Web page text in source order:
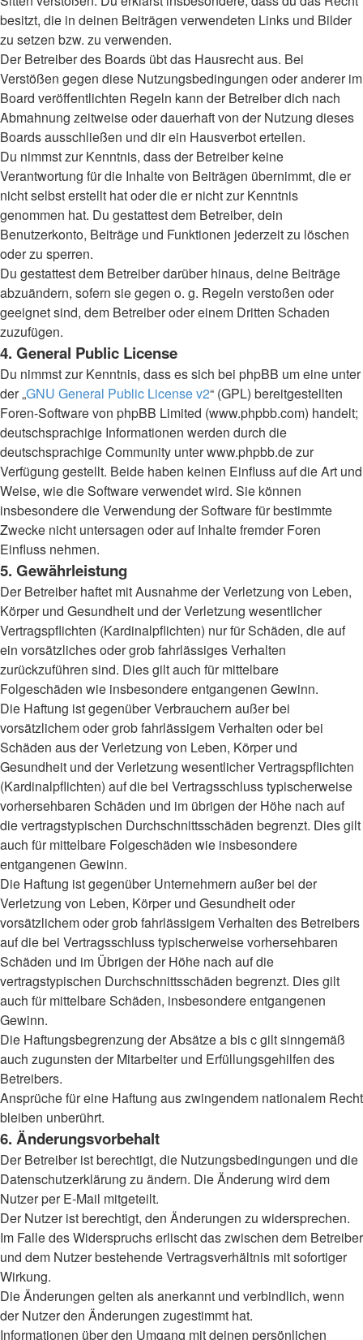
besitzt, die in deinen Beiträgen verwendeten Links und Bilder
zu setzen bzw. zu verwenden.
Der Betreiber des Boards übt das Hausrecht aus. Bei
Verstößen gegen diese Nutzungsbedingungen oder anderer im
Board veröffentlichten Regeln kann der Betreiber dich nach
Abmahnung zeitweise oder dauerhaft von der Nutzung dieses
Boards ausschließen und dir ein Hausverbot erteilen.
Du nimmst zur Kenntnis, dass der Betreiber keine
Verantwortung für die Inhalte von Beiträgen übernimmt, die er
nicht selbst erstellt hat oder die er nicht zur Kenntnis
genommen hat. Du gestattest dem Betreiber, dein
Benutzerkonto, Beiträge und Funktionen jederzeit zu löschen
oder zu sperren.
Du gestattest dem Betreiber darüber hinaus, deine Beiträge
abzuändern, sofern sie gegen o. g. Regeln verstoßen oder
geeignet sind, dem Betreiber oder einem Dritten Schaden
zuzufügen.
4. General Public License
Du nimmst zur Kenntnis, dass es sich bei phpBB um eine unter
der „GNU General Public License v2“ (GPL) bereitgestellten
Foren-Software von phpBB Limited (www.phpbb.com) handelt;
deutschsprachige Informationen werden durch die
deutschsprachige Community unter www.phpbb.de zur
Verfügung gestellt. Beide haben keinen Einfluss auf die Art und
Weise, wie die Software verwendet wird. Sie können
insbesondere die Verwendung der Software für bestimmte
Zwecke nicht untersagen oder auf Inhalte fremder Foren
Einfluss nehmen.
5. Gewährleistung
Der Betreiber haftet mit Ausnahme der Verletzung von Leben,
Körper und Gesundheit und der Verletzung wesentlicher
Vertragspflichten (Kardinalpflichten) nur für Schäden, die auf
ein vorsätzliches oder grob fahrlässiges Verhalten
zurückzuführen sind. Dies gilt auch für mittelbare
Folgeschäden wie insbesondere entgangenen Gewinn.
Die Haftung ist gegenüber Verbrauchern außer bei
vorsätzlichem oder grob fahrlässigem Verhalten oder bei
Schäden aus der Verletzung von Leben, Körper und
Gesundheit und der Verletzung wesentlicher Vertragspflichten
(Kardinalpflichten) auf die bei Vertragsschluss typischerweise
vorhersehbaren Schäden und im übrigen der Höhe nach auf
die vertragstypischen Durchschnittsschäden begrenzt. Dies gilt
auch für mittelbare Folgeschäden wie insbesondere
entgangenen Gewinn.
Die Haftung ist gegenüber Unternehmern außer bei der
Verletzung von Leben, Körper und Gesundheit oder
vorsätzlichem oder grob fahrlässigem Verhalten des Betreibers
auf die bei Vertragsschluss typischerweise vorhersehbaren
Schäden und im Übrigen der Höhe nach auf die
vertragstypischen Durchschnittsschäden begrenzt. Dies gilt
auch für mittelbare Schäden, insbesondere entgangenen
Gewinn.
Die Haftungsbegrenzung der Absätze a bis c gilt sinngemäß
auch zugunsten der Mitarbeiter und Erfüllungsgehilfen des
Betreibers.
Ansprüche für eine Haftung aus zwingendem nationalem Recht
bleiben unberührt.
6. Änderungsvorbehalt
Der Betreiber ist berechtigt, die Nutzungsbedingungen und die
Datenschutzerklärung zu ändern. Die Änderung wird dem
Nutzer per E-Mail mitgeteilt.
Der Nutzer ist berechtigt, den Änderungen zu widersprechen.
Im Falle des Widerspruchs erlischt das zwischen dem Betreiber
und dem Nutzer bestehende Vertragsverhältnis mit sofortiger
Wirkung.
Die Änderungen gelten als anerkannt und verbindlich, wenn
der Nutzer den Änderungen zugestimmt hat.
Informationen über den Umgang mit deinen persönlichen